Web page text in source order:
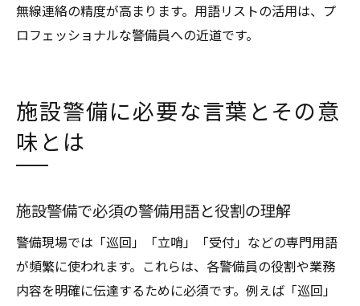
無線連絡の精度が高まります。用語リストの活用は、プ
ロフェッショナルな警備員への近道です。
施設警備に必要な言葉とその意
味とは
施設警備で必須の警備用語と役割の理解
警備現場では「巡回」「立哨」「受付」などの専門用語
が頻繁に使われます。これらは、各警備員の役割や業務
内容を明確に伝達するために必須です。例えば「巡回」